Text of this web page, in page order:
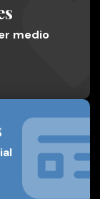
medio